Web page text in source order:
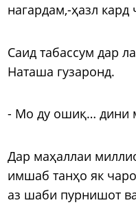
нагардам,-ҳазл кард
Саид табассум дар
Наташа гузаронд.
- Мо ду ошиқ… дини
Дар маҳаллаи
имшаб танҳо як
аз шаби пурнишот